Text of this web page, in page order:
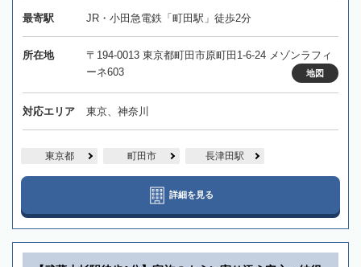
最寄駅 JR・小田急電鉄「町田駅」徒歩2分
所在地
〒194-0013 東京都町田市原町田1-6-24 メゾンラフィ
ーネ603
地図
対応エリア 東京、神奈川
東京都 町田市 長津田駅
詳細を見る